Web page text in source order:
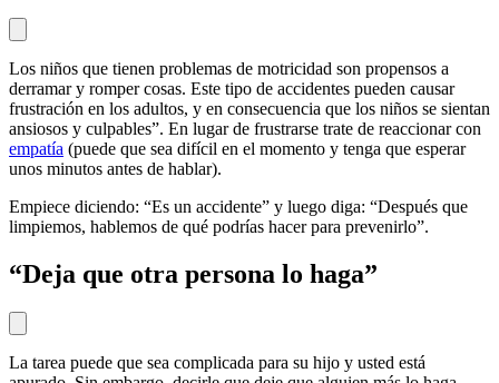
Los niños que tienen problemas de motricidad son propensos a
derramar y romper cosas. Este tipo de accidentes pueden causar
frustración en los adultos, y en consecuencia que los niños se sientan
ansiosos y culpables”. En lugar de frustrarse trate de reaccionar con
empatía (puede que sea difícil en el momento y tenga que esperar
unos minutos antes de hablar).
Empiece diciendo: “Es un accidente” y luego diga: “Después que
limpiemos, hablemos de qué podrías hacer para prevenirlo”.
“Deja que otra persona lo haga”
La tarea puede que sea complicada para su hijo y usted está